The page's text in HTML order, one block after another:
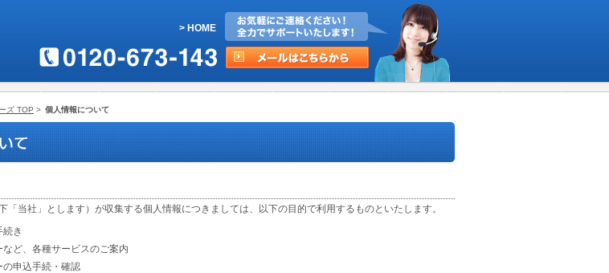
> HOME
ズ TOP > 個人情報について
「当社」とします）が収集する個人情報につきましては、以下の目的で利用するものといたします。
続き
ど、各種サービスのご案内
の申込手続・確認